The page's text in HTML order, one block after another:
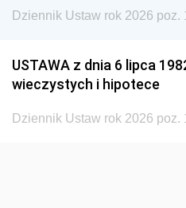
1935 1934
1929 1928
Dziennik Ustaw rok 2026 poz.
USTAWA z dnia 6 lipca
wieczystych i hipotece
Dziennik Ustaw rok 2026 poz.